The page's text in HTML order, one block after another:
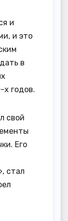
и
и это
в
х годов.
свой
Его
стал